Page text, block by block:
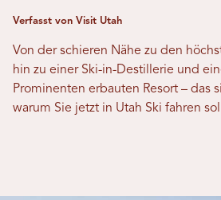
Verfasst von Visit Utah
Von der schieren Nähe zu den
hin zu einer Ski-in-Destillerie und
Prominenten erbauten Resort – das
warum Sie jetzt in Utah Ski fahren